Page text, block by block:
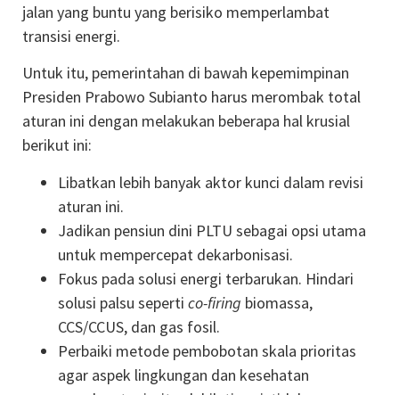
jalan yang buntu yang berisiko memperlambat
transisi energi.
Untuk itu, pemerintahan di bawah kepemimpinan
Presiden Prabowo Subianto harus merombak total
aturan ini dengan melakukan beberapa hal krusial
berikut ini:
Libatkan lebih banyak aktor kunci dalam revisi
aturan ini.
Jadikan pensiun dini PLTU sebagai opsi utama
untuk mempercepat dekarbonisasi.
Fokus pada solusi energi terbarukan. Hindari
solusi palsu seperti co-firing biomassa,
CCS/CCUS, dan gas fosil.
Perbaiki metode pembobotan skala prioritas
agar aspek lingkungan dan kesehatan